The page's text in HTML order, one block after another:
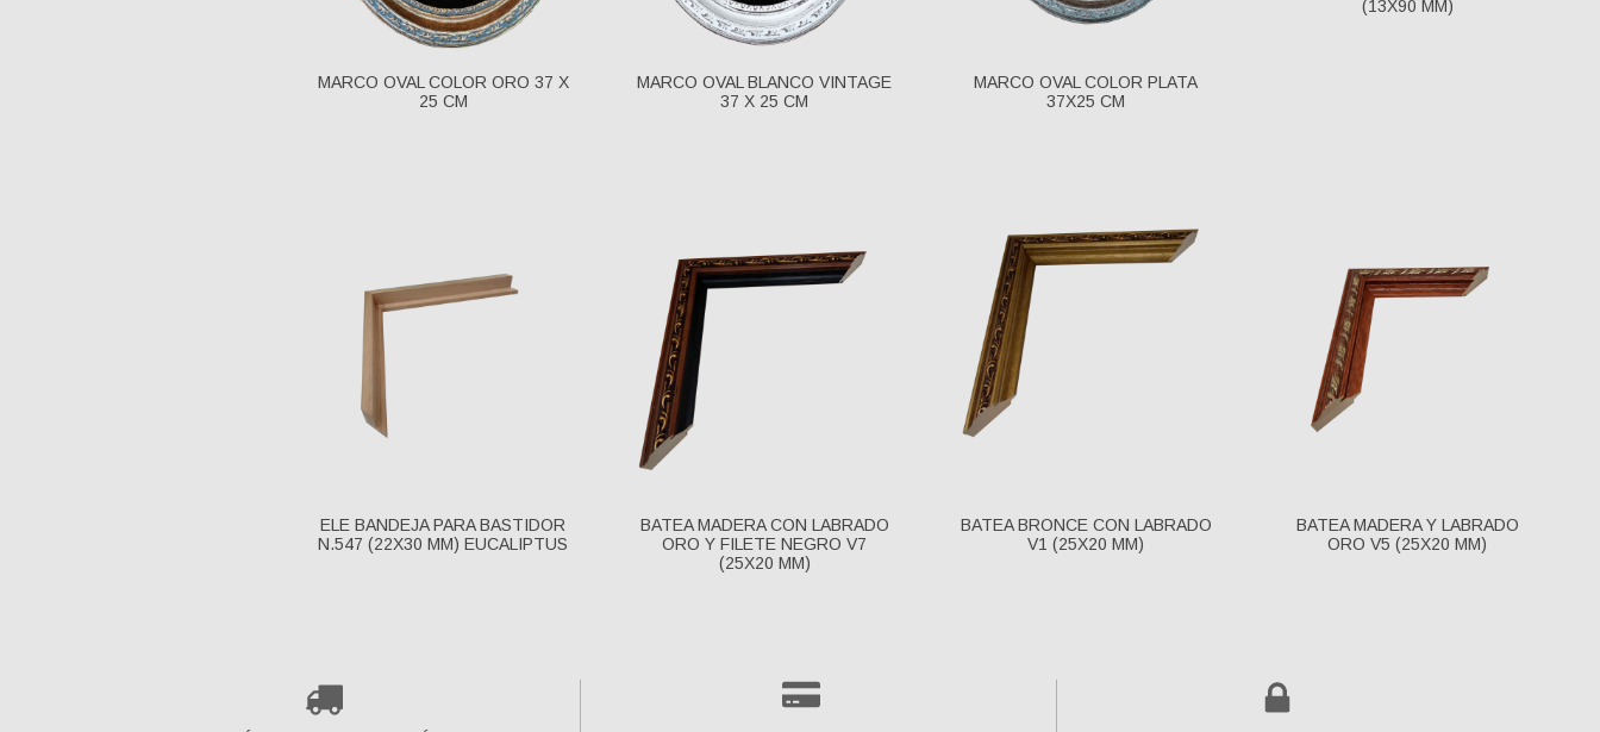
MARCO OVAL COLOR ORO 37 X
25 CM
MARCO OVAL BLANCO VINTAGE
37 X 25 CM
MARCO OVAL COLOR PLATA
37X25 CM
(13X90 MM)
ELE BANDEJA PARA BASTIDOR
N.547 (22X30 MM) EUCALIPTUS
BATEA MADERA CON LABRADO
ORO Y FILETE NEGRO V7
(25X20 MM)
BATEA BRONCE CON LABRADO
V1 (25X20 MM)
BATEA MADERA Y LABRADO
ORO V5 (25X20 MM)